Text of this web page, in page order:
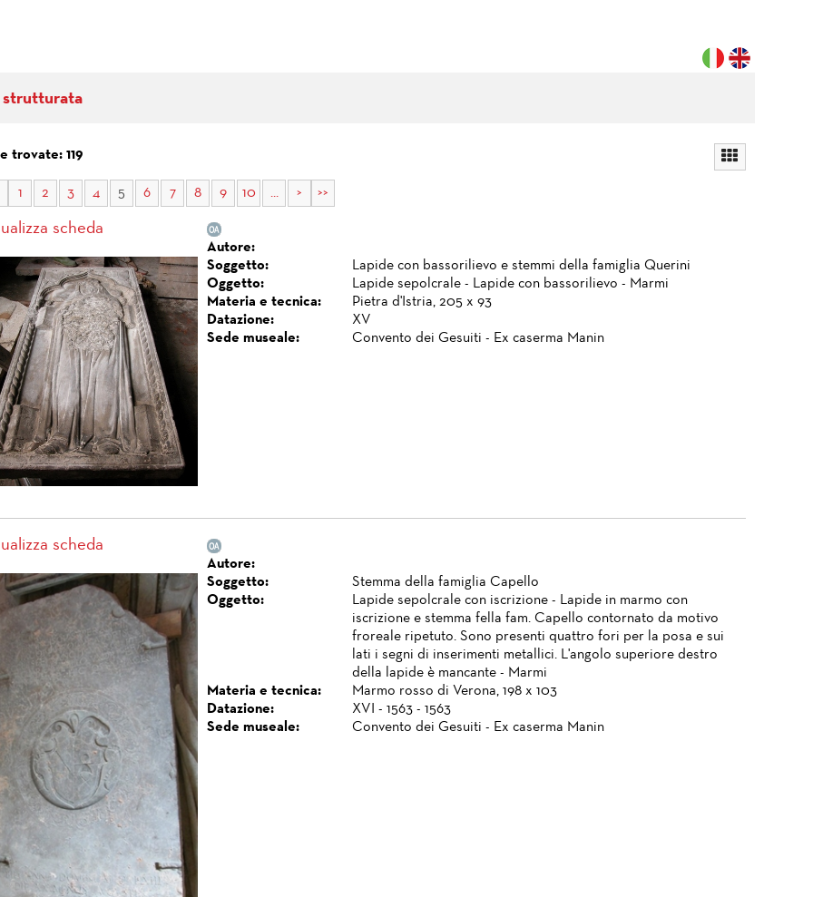
strutturata
trovate: 119
1 2 3 4 5 6 7 8 9 10 ... > >>
scheda
Autore:
Soggetto:
Lapide con bassorilievo e stemmi della famiglia Querini
Oggetto:
Lapide sepolcrale - Lapide con bassorilievo - Marmi
Materia e tecnica:
Pietra d'Istria, 205 x 93
Datazione:
XV
Sede museale:
Convento dei Gesuiti - Ex caserma Manin
scheda
Autore:
Soggetto:
Stemma della famiglia Capello
Oggetto:
Lapide sepolcrale con iscrizione - Lapide in marmo con
iscrizione e stemma fella fam. Capello contornato da motivo
froreale ripetuto. Sono presenti quattro fori per la posa e sui
lati i segni di inserimenti metallici. L'angolo superiore destro
della lapide è mancante - Marmi
Materia e tecnica:
Marmo rosso di Verona, 198 x 103
Datazione:
XVI - 1563 - 1563
Sede museale:
Convento dei Gesuiti - Ex caserma Manin